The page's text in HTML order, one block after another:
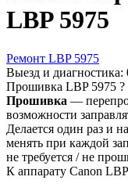
LBP 5975
Ремонт LBP 5975
Выезд и диагностика:
Прошивка LBP 5975 ?
Прошивка —
возможности
Делается один раз и
менять при каждой
не требуется / не
К аппарату Canon